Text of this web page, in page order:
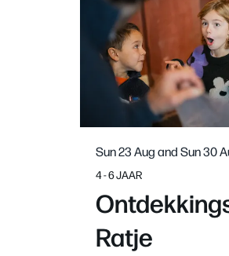
Ratje
4 - 6 JAAR
Sun 23 AugandSun 30